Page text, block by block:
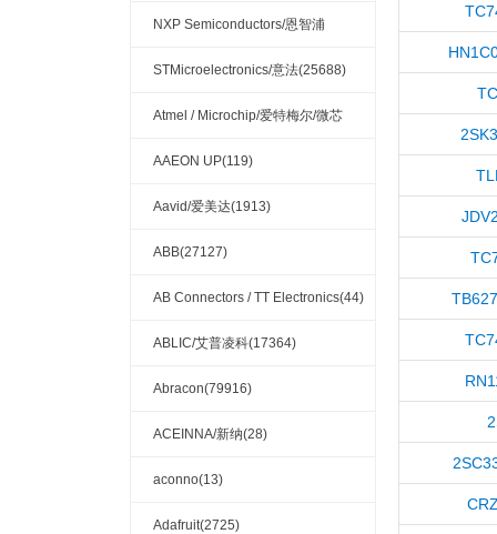
NXP Semiconductors/恩智浦
(32132)
STMicroelectronics/意法(25688)
Atmel / Microchip/爱特梅尔/微芯
(4876)
AAEON UP(119)
Aavid/爱美达(1913)
ABB(27127)
AB Connectors / TT Electronics(44)
ABLIC/艾普凌科(17364)
Abracon(79916)
ACEINNA/新纳(28)
aconno(13)
Adafruit(2725)